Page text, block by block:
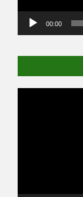
00:00